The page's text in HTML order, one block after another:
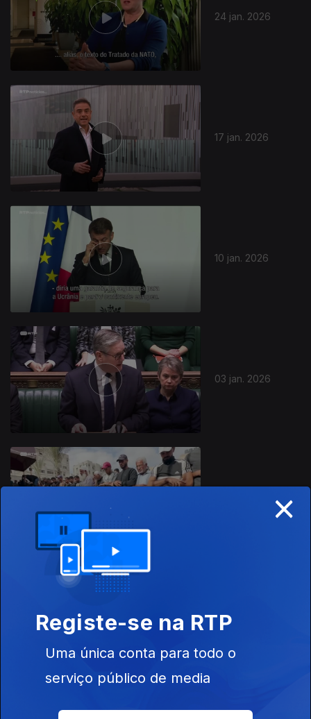
24 jan. 2026
17 jan. 2026
10 jan. 2026
03 jan. 2026
20 dez. 2025
×
Registe-se na RTP
Uma única conta para todo o
serviço público de media